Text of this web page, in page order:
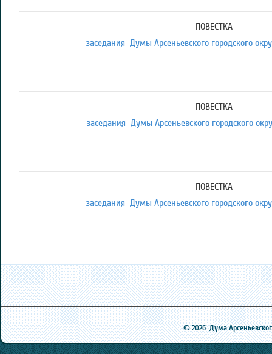
ПОВЕСТКА
заседания Думы Арсеньевского городского
ПОВЕСТКА
заседания Думы Арсеньевского городского
ПОВЕСТКА
заседания Думы Арсеньевского городского
© 2026. Дума